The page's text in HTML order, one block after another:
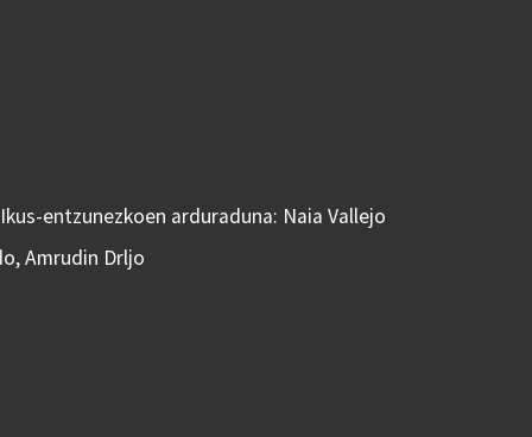
entzunezkoen arduraduna: Naia Vallejo
Amrudin Drljo